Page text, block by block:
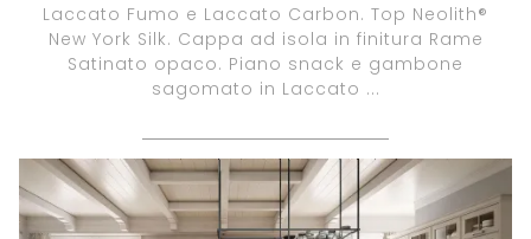
Laccato Fumo e Laccato Carbon. Top Neolith®
New York Silk. Cappa ad isola in finitura Rame
Satinato opaco. Piano snack e gambone
sagomato in Laccato ...